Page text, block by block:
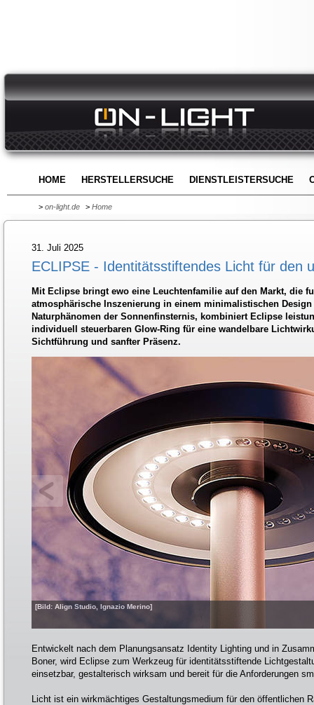
HOME HERSTELLERSUCHE DIENSTLEISTERSUCHE
> on-light.de > Home
31. Juli 2025
ECLIPSE - Identitätsstiftendes Licht für den
Mit Eclipse bringt ewo eine Leuchtenfamilie auf den Markt, die
atmosphärische Inszenierung in einem minimalistischen
Naturphänomen der Sonnenfinsternis, kombiniert Eclipse
individuell steuerbaren Glow-Ring für eine wandelbare
Sichtführung und sanfter Präsenz.
[Bild: Align Studio, Ignazio Merino]
Entwickelt nach dem Planungsansatz Identity Lighting und in
Boner, wird Eclipse zum Werkzeug für identitätsstiftende
einsetzbar, gestalterisch wirksam und bereit für die Anforderungen
Licht ist ein wirkmächtiges Gestaltungsmedium für den öffentlichen